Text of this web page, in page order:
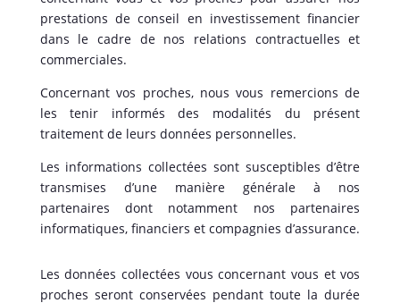
prestations de conseil en investissement financier
dans le cadre de nos relations contractuelles et
commerciales.
Concernant vos proches, nous vous remercions de
les tenir informés des modalités du présent
traitement de leurs données personnelles.
Les informations collectées sont susceptibles d’être
transmises d’une manière générale à nos
partenaires dont notamment nos partenaires
informatiques, financiers et compagnies d’assurance.
Les données collectées vous concernant vous et vos
proches seront conservées pendant toute la durée